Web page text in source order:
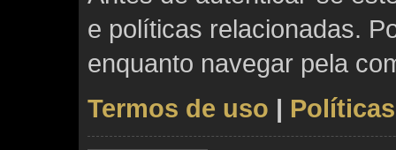
e políticas relacionadas.
enquanto navegar pela
Termos de uso |